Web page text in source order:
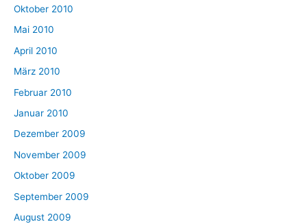
Oktober 2010
Mai 2010
April 2010
März 2010
Februar 2010
Januar 2010
Dezember 2009
November 2009
Oktober 2009
September 2009
August 2009